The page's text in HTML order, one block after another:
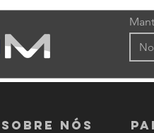
Sobre nós